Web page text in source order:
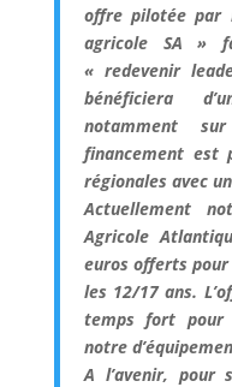
offre pilotée par
agricole SA »
« redevenir
bénéficiera
notamment
financement est
régionales avec
Actuellement
Agricole
euros offerts pour
les 12/17 ans.
temps fort pour
notre
A l’avenir, pour